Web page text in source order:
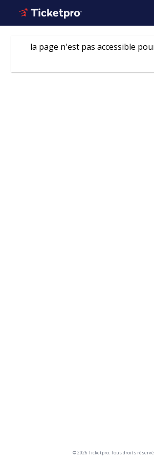
la page n'est pas accessible
© 2026 Ticketpro. Tous droits